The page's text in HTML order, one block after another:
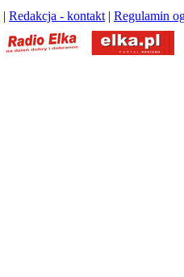
| Redakcja - kontakt | Regulamin